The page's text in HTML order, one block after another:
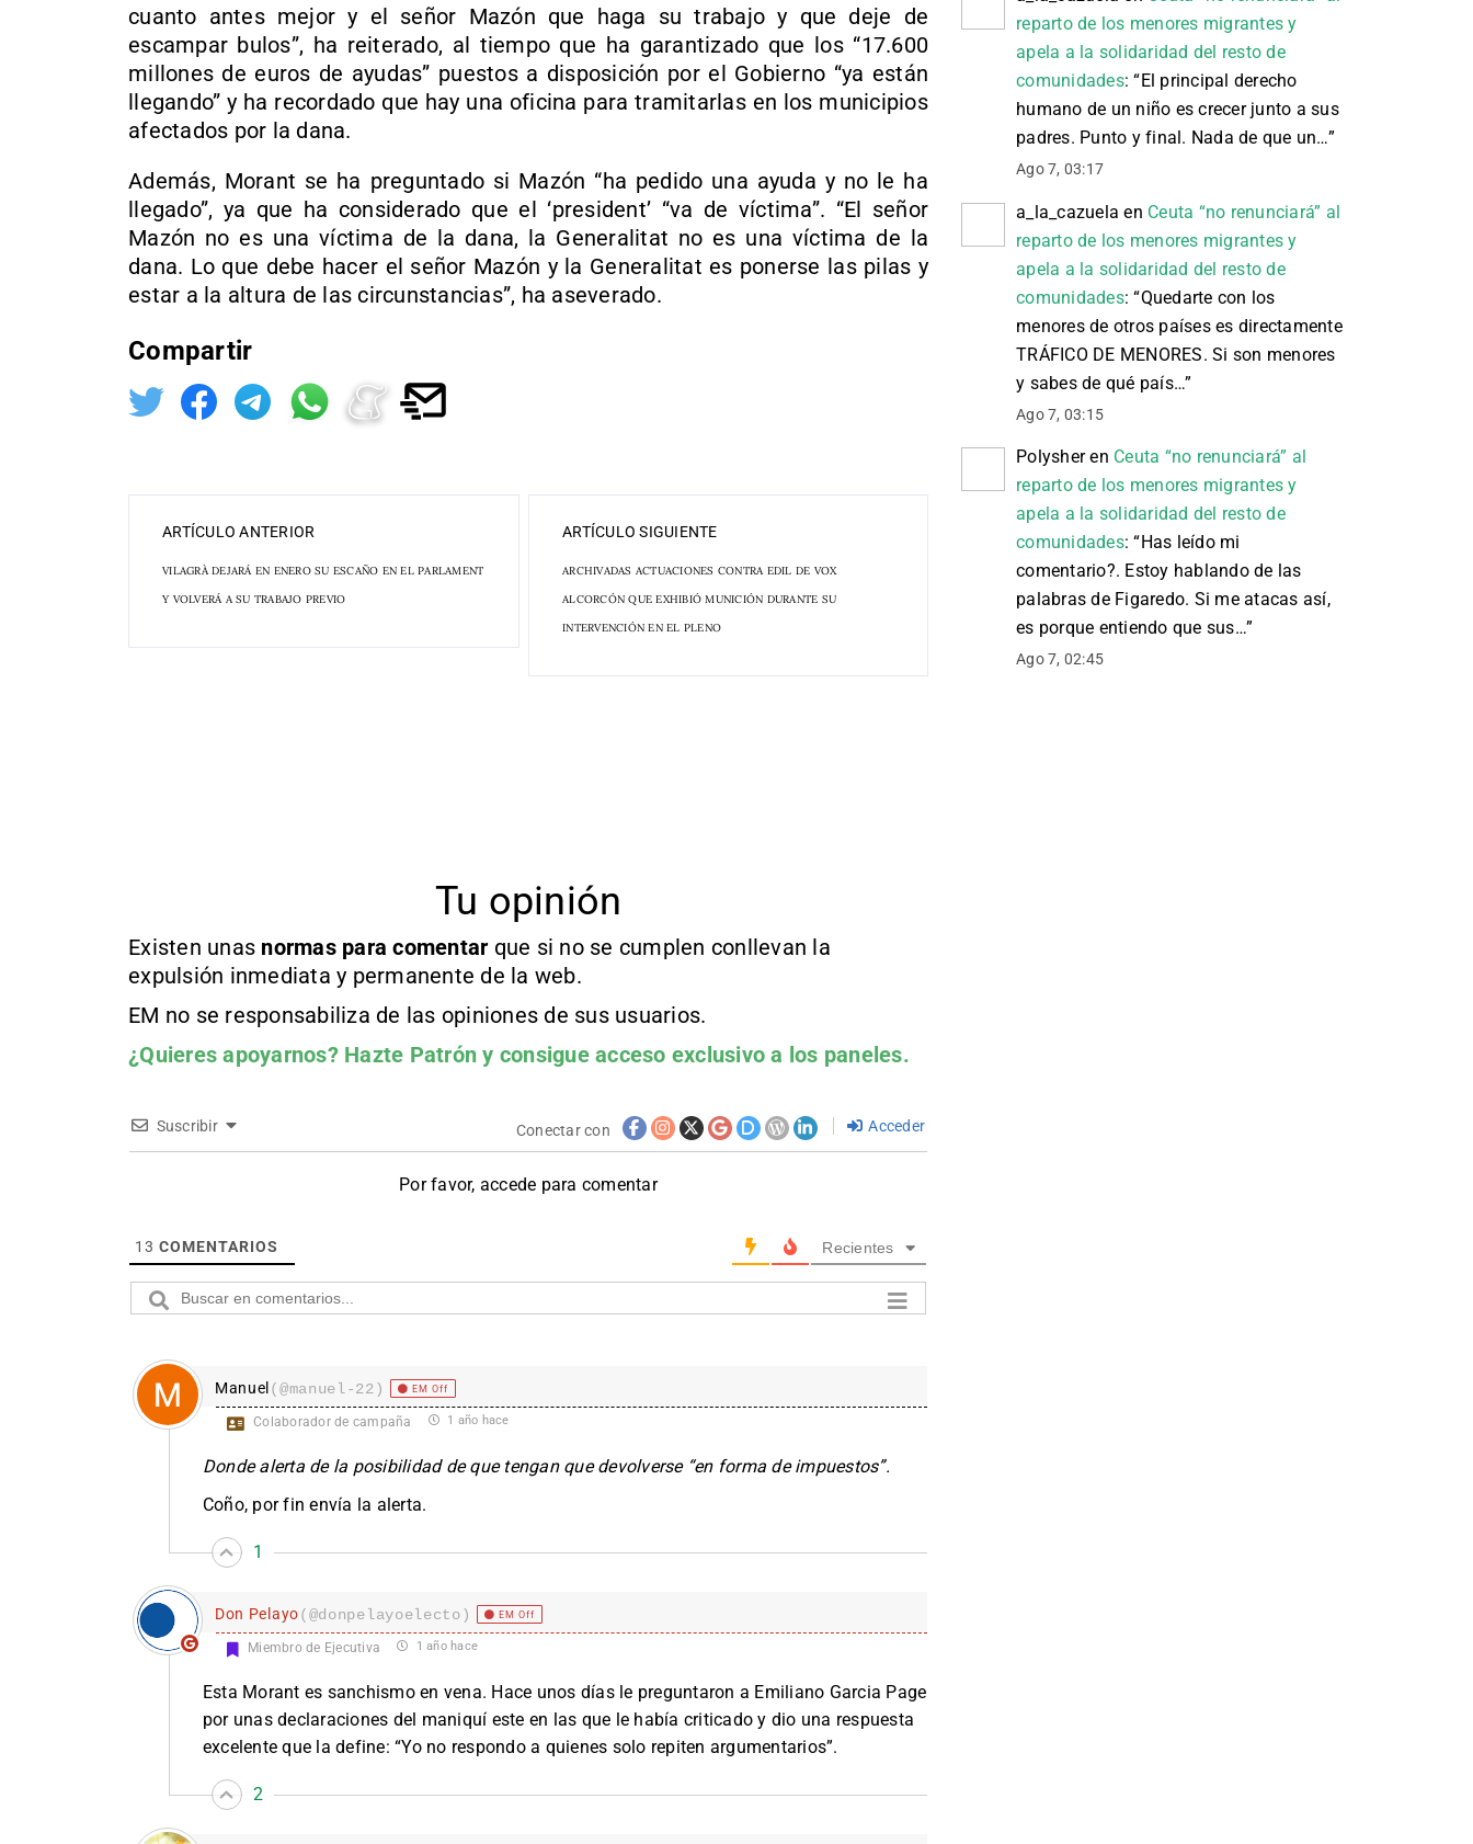
cuanto antes mejor y el señor Mazón que haga su trabajo y que deje de
escampar bulos”, ha reiterado, al tiempo que ha garantizado que los “17.600
millones de euros de ayudas” puestos a disposición por el Gobierno “ya están
llegando” y ha recordado que hay una oficina para tramitarlas en los municipios
afectados por la dana.
Además, Morant se ha preguntado si Mazón “ha pedido una ayuda y no le ha
llegado”, ya que ha considerado que el ‘president’ “va de víctima”. “El señor
Mazón no es una víctima de la dana, la Generalitat no es una víctima de la
dana. Lo que debe hacer el señor Mazón y la Generalitat es ponerse las pilas y
estar a la altura de las circunstancias”, ha aseverado.
Compartir
ARTÍCULO ANTERIOR
VILAGRÀ DEJARÁ EN ENERO SU ESCAÑO EN EL PARLAMENT
Y VOLVERÁ A SU TRABAJO PREVIO
ARTÍCULO SIGUIENTE
ARCHIVADAS ACTUACIONES CONTRA EDIL DE VOX
ALCORCÓN QUE EXHIBIÓ MUNICIÓN DURANTE SU
INTERVENCIÓN EN EL PLENO
Tu opinión
Existen unas normas para comentar que si no se cumplen conllevan la
expulsión inmediata y permanente de la web.
EM no se responsabiliza de las opiniones de sus usuarios.
¿Quieres apoyarnos? Hazte Patrón y consigue acceso exclusivo a los paneles.
Suscribir Conectar con Acceder
Por favor, accede para comentar
13 COMENTARIOS Recientes
Manuel(@manuel-22) EM Off
Colaborador de campaña 1 año hace
Donde alerta de la posibilidad de que tengan que devolverse “en forma de impuestos”.
Coño, por fin envía la alerta.
1
Don Pelayo(@donpelayoelecto) EM Off
Miembro de Ejecutiva 1 año hace
Esta Morant es sanchismo en vena. Hace unos días le preguntaron a Emiliano Garcia Page
por unas declaraciones del maniquí este en las que le había criticado y dio una respuesta
excelente que la define: “Yo no respondo a quienes solo repiten argumentarios”.
2
reparto de los menores migrantes y
apela a la solidaridad del resto de
comunidades: “El principal derecho
humano de un niño es crecer junto a sus
padres. Punto y final. Nada de que un…”
Ago 7, 03:17
a_la_cazuela en Ceuta “no renunciará” al
reparto de los menores migrantes y
apela a la solidaridad del resto de
comunidades: “Quedarte con los
menores de otros países es directamente
TRÁFICO DE MENORES. Si son menores
y sabes de qué país…”
Ago 7, 03:15
Polysheren Ceuta “no renunciará” al
reparto de los menores migrantes y
apela a la solidaridad del resto de
comunidades: “Has leído mi
comentario?. Estoy hablando de las
palabras de Figaredo. Si me atacas así,
es porque entiendo que sus…”
Ago 7, 02:45